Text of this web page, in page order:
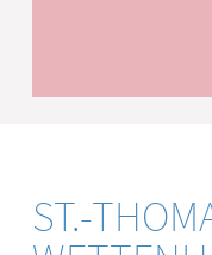
ST.-